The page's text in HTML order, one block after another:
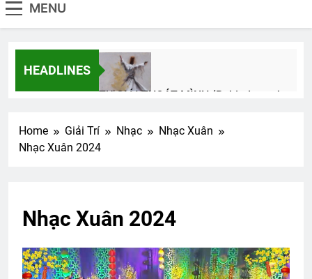
MENU
HEADLINES
TỰ GIẢI THOÁT MÌNH (Rabindranath
3 Years Ago
2 Years Ago
Home Giải Trí Nhạc
Nhạc Xuân
Nhạc Xuân 2024
Nhạc Xuân 2024